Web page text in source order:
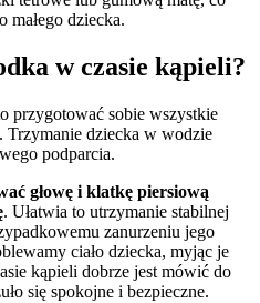
małego dziecka.
w czasie kąpieli?
przygotować sobie wszystkie
Trzymanie dziecka w wodzie
podparcia.
głowę i klatkę piersiową
. Ułatwia to utrzymanie stabilnej
zanurzeniu jego
ciało dziecka, myjąc je
kąpieli dobrze jest mówić do
się spokojne i bezpieczne.